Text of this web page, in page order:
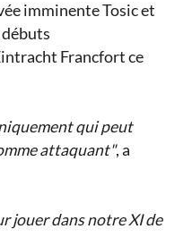
imminente Tosic et
Francfort ce
qui peut
attaquant", a
jouer dans notre XI de